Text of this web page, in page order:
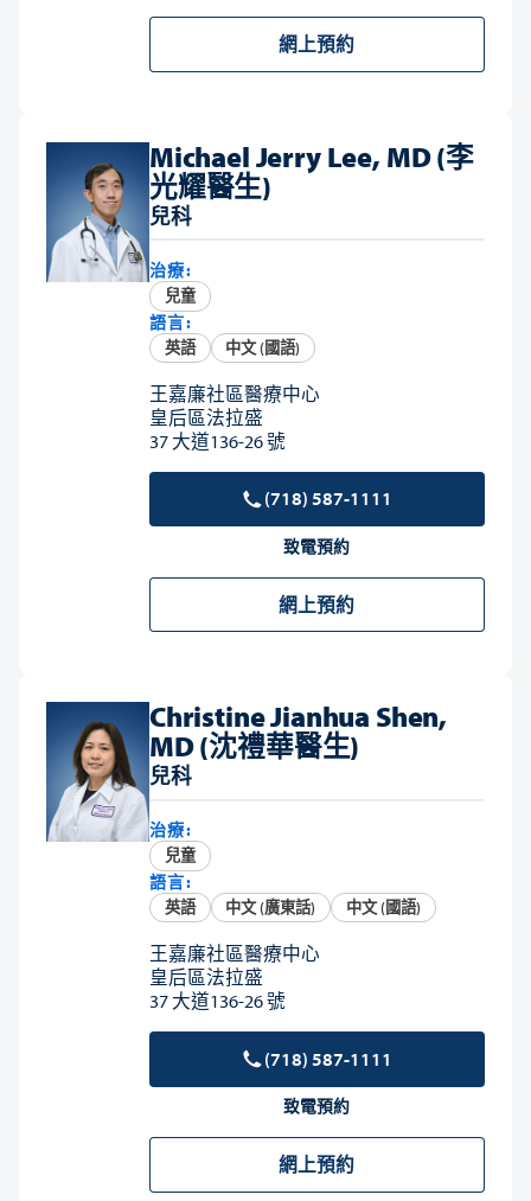
網上預約
Michael Jerry Lee, MD (李
光耀醫生)
兒科
治療:
兒童
語言:
英語 中文 (國語)
王嘉廉社區醫療中心
皇后區法拉盛
37 大道136-26 號
(718) 587-1111
致電預約
網上預約
Christine Jianhua Shen,
MD (沈禮華醫生)
兒科
治療:
兒童
語言:
英語 中文 (廣東話) 中文 (國語)
王嘉廉社區醫療中心
皇后區法拉盛
37 大道136-26 號
(718) 587-1111
致電預約
網上預約